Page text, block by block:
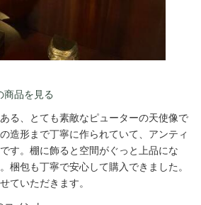
商品を見る
る、とても素敵なピューターの天使像で
造形まで丁寧に作られていて、アンティ
す。棚に飾ると空間がぐっと上品にな
梱包も丁寧で安心して購入できました。
ていただきます。